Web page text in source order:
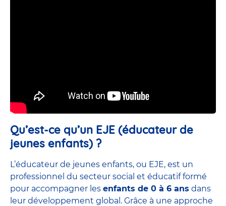
Qu’est-ce qu’un EJE (éducateur de
jeunes enfants) ?
L’éducateur de jeunes enfants, ou EJE, est un
professionnel du secteur social et éducatif formé
pour accompagner les enfants de 0 à 6 ans dans
leur développement global. Grâce à une approche